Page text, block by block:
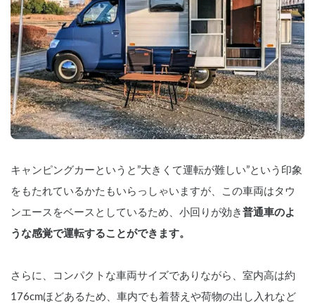
キャンピングカーというと”大きくて運転が難しい”という印象
をもたれているかたもいらっしゃいますが、この車両はタウ
ンエースをベースとしているため、小回りが効き 普通車のよ
うな感覚で運転することができます。
さらに、コンパクトな車両サイズでありながら、室内高は約
176cmほどあるため、車内でも着替えや荷物の出し入れなど